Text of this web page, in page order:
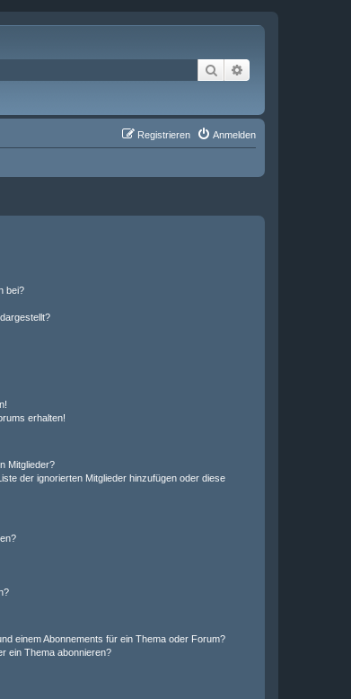
Suche
Anmelden
Registrieren
bei?
erhalten!
Mitglieder?
der ignorierten Mitglieder hinzufügen oder diese
einem Abonnements für ein Thema oder Forum?
ein Thema abonnieren?